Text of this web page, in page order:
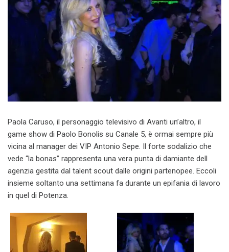
Paola Caruso, il personaggio televisivo di Avanti un’altro, il
game show di Paolo Bonolis su Canale 5, è ormai sempre più
vicina al manager dei VIP Antonio Sepe. Il forte sodalizio che
vede “la bonas” rappresenta una vera punta di damiante dell
agenzia gestita dal talent scout dalle origini partenopee. Eccoli
insieme soltanto una settimana fa durante un epifania di lavoro
in quel di Potenza.